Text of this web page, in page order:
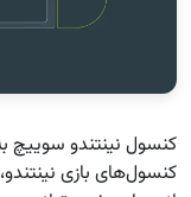
کنسول نینتندو سوییچ
کنسول‌های بازی